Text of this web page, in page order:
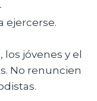
ejercerse.
jóvenes y el
No renuncien